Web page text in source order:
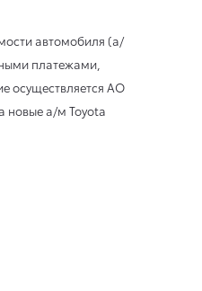
автомобиля (а/
платежами,
осуществляется АО
новые а/м Toyota